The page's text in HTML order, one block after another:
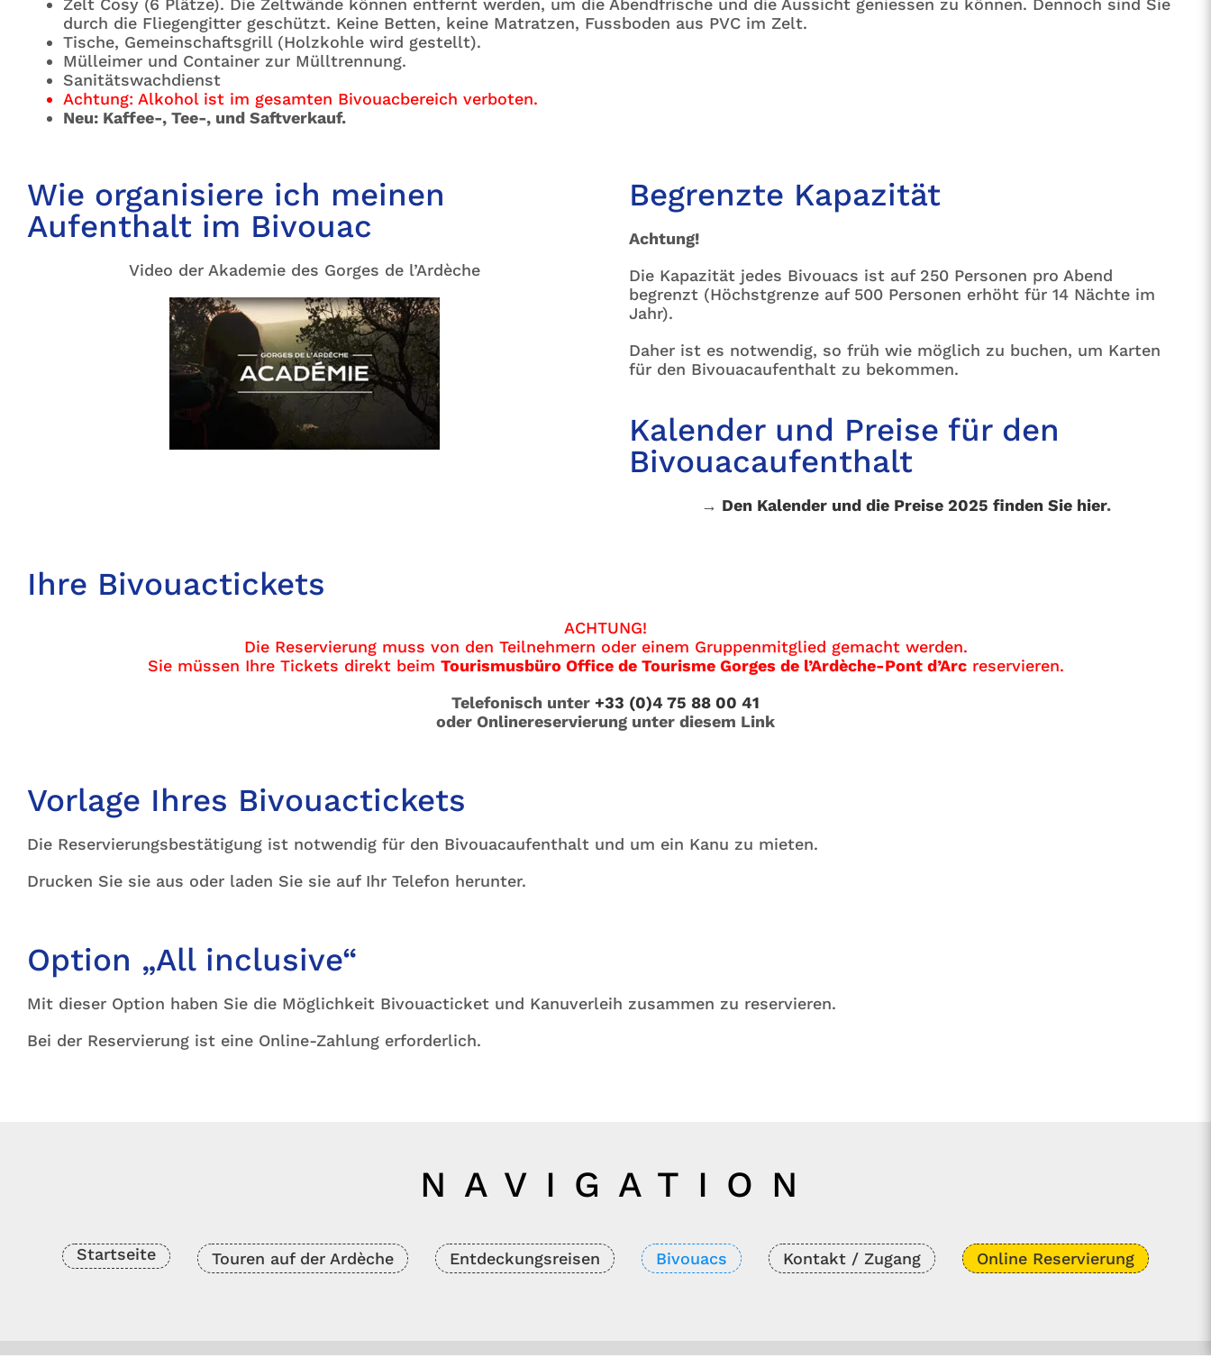
Zelt Cosy (6 Plätze). Die Zeltwände können entfernt werden, um die Abendfrische und die Aussicht geniessen zu können. Dennoch sind Sie
durch die Fliegengitter geschützt. Keine Betten, keine Matratzen, Fussboden aus PVC im Zelt.
Tische, Gemeinschaftsgrill (Holzkohle wird gestellt).
Mülleimer und Container zur Mülltrennung.
Sanitätswachdienst
Achtung: Alkohol ist im gesamten Bivouacbereich verboten.
Neu: Kaffee-, Tee-, und Saftverkauf.
Wie organisiere ich meinen
Aufenthalt im Bivouac
Video der Akademie des Gorges de l’Ardèche
Begrenzte Kapazität
Achtung!
Die Kapazität jedes Bivouacs ist auf 250 Personen pro Abend
begrenzt (Höchstgrenze auf 500 Personen erhöht für 14 Nächte im
Jahr).
Daher ist es notwendig, so früh wie möglich zu buchen, um Karten
für den Bivouacaufenthalt zu bekommen.
Kalender und Preise für den
Bivouacaufenthalt
→ Den Kalender und die Preise 2025 finden Sie hier.
Ihre Bivouactickets
ACHTUNG!
Die Reservierung muss von den Teilnehmern oder einem Gruppenmitglied gemacht werden.
Sie müssen Ihre Tickets direkt beim Tourismusbüro Office de Tourisme Gorges de l’Ardèche-Pont d’Arcreservieren.
Telefonisch unter +33 (0)4 75 88 00 41
oder Onlinereservierung unter diesem Link
Vorlage Ihres Bivouactickets
Die Reservierungsbestätigung ist notwendig für den Bivouacaufenthalt und um ein Kanu zu mieten.
Drucken Sie sie aus oder laden Sie sie auf Ihr Telefon herunter.
Option „All inclusive“
Mit dieser Option haben Sie die Möglichkeit Bivouacticket und Kanuverleih zusammen zu reservieren.
Bei der Reservierung ist eine Online-Zahlung erforderlich.
NAVIGATION
Startseite Touren auf der Ardèche Entdeckungsreisen Bivouacs Kontakt / Zugang Online Reservierung